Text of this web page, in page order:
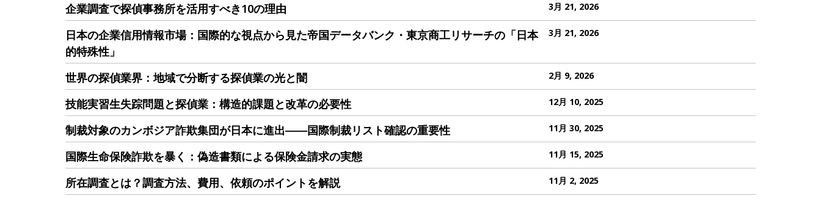
企業調査で探偵事務所を活用すべき10の理由 3月 21, 2026
日本の企業信用情報市場：国際的な視点から見た帝国データバンク・東京商工リサーチの「日本
的特殊性」
3月 21, 2026
世界の探偵業界：地域で分断する探偵業の光と闇 2月 9, 2026
技能実習生失踪問題と探偵業：構造的課題と改革の必要性 12月 10, 2025
制裁対象のカンボジア詐欺集団が日本に進出――国際制裁リスト確認の重要性 11月 30, 2025
国際生命保険詐欺を暴く：偽造書類による保険金請求の実態 11月 15, 2025
所在調査とは？調査方法、費用、依頼のポイントを解説 11月 2, 2025